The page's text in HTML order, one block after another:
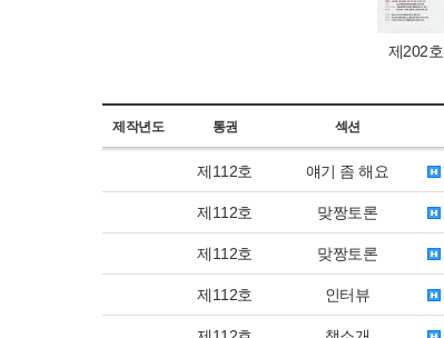
제202호
제작년도 통권 섹션
제112호 얘기 좀 해요
제112호 맞짱토론
제112호 맞짱토론
제112호 인터뷰